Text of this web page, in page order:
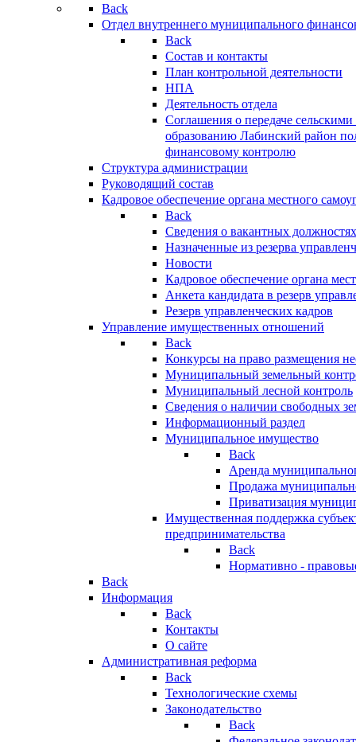
Back
Отдел внутреннего муниципального
Back
Состав и контакты
План контрольной деятельности
НПА
Деятельность отдела
Соглашения о передаче
образованию Лабинский район
финансовому контролю
Структура администрации
Руководящий состав
Кадровое обеспечение органа местного
Back
Сведения о вакантных
Назначенные из резерва
Новости
Кадровое обеспечение органа
Анкета кандидата в резерв
Резерв управленческих кадров
Управление имущественных отношений
Back
Конкурсы на право размещения
Муниципальный земельный
Муниципальный лесной контроль
Сведения о наличии свободных
Информационный раздел
Муниципальное имущество
Back
Аренда
Продажа
Приватизация
Имущественная поддержка
предпринимательства
Back
Нормативно -
Back
Информация
Back
Контакты
О сайте
Административная реформа
Back
Технологические схемы
Законодательство
Back